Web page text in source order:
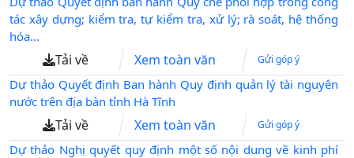
tác xây dựng; kiểm tra, tự kiểm tra, xử lý; rà soát, hệ thống
hóa...
Tải về Xem toàn văn Gửi góp ý
Dự thảo Quyết định Ban hành Quy định quản lý tài nguyên
nước trên địa bàn tỉnh Hà Tĩnh
Tải về Xem toàn văn Gửi góp ý
Dự thảo Nghị quyết quy định một số nội dung về kinh phí